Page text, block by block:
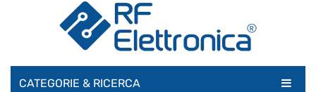
CATEGORIE & RICERCA